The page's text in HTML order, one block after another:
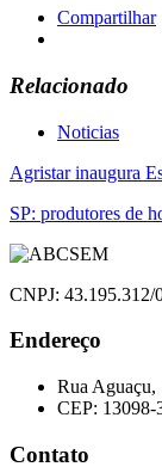
Compartilhar
Relacionado
Noticias
Navegação
de
Post
Agristar inaugura
SP: produtores de
CNPJ: 43.195.312/
Endereço
Rua Aguaçu,
CEP: 13098-
Contato